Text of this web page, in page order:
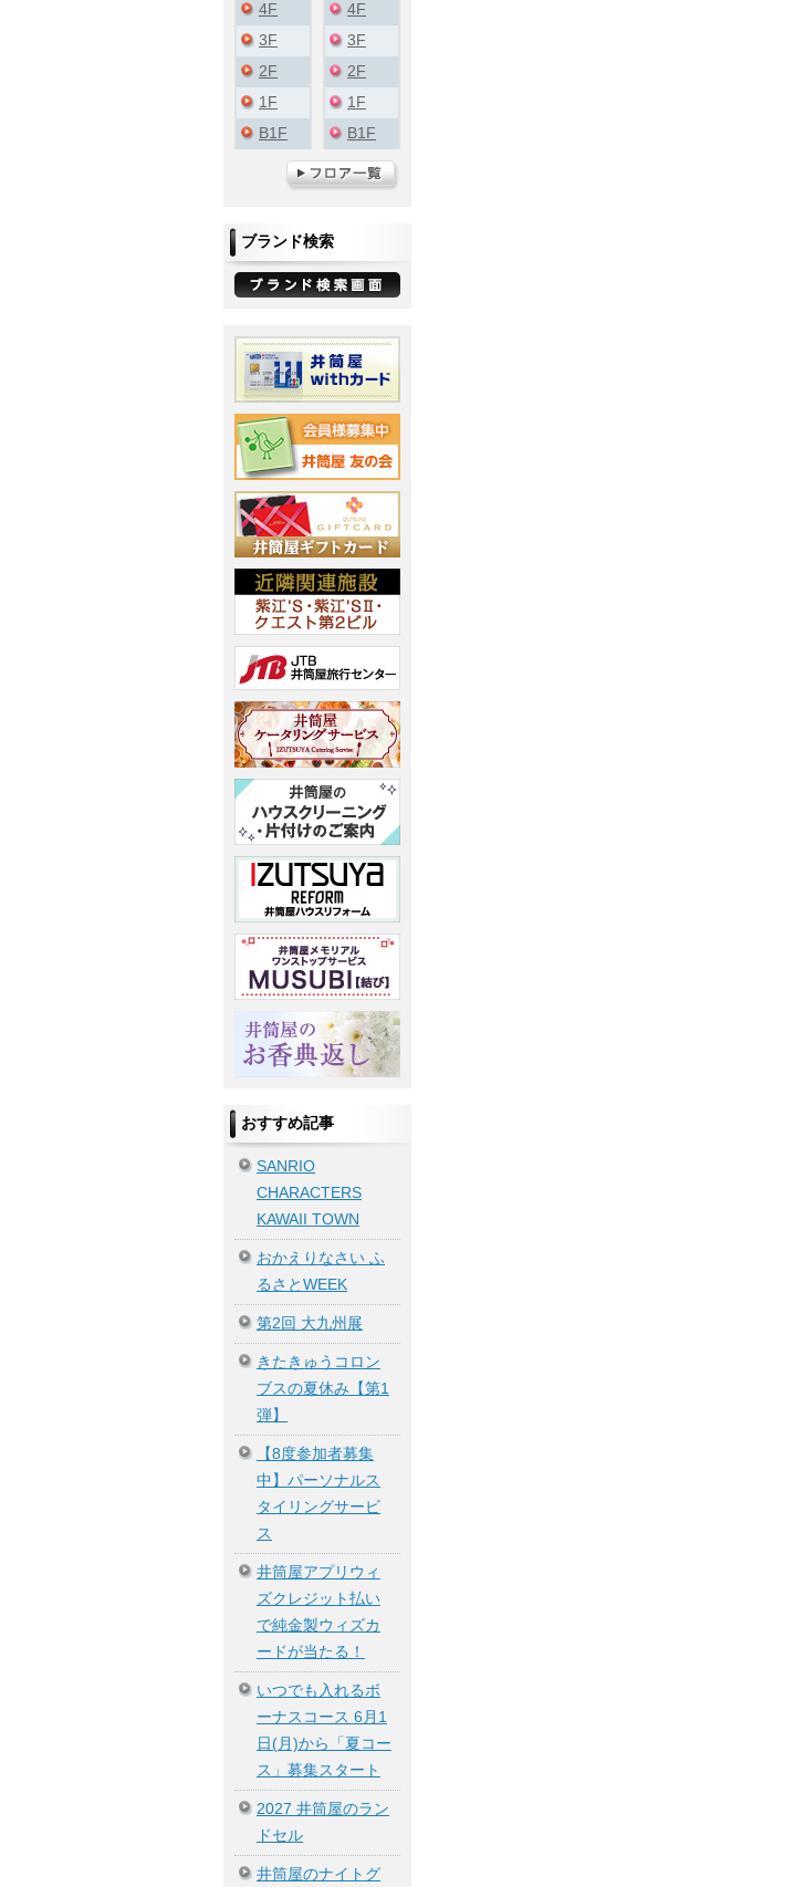
4F
3F
2F
1F
B1F
4F
3F
2F
1F
B1F
ブランド検索
おすすめ記事
SANRIO
CHARACTERS
KAWAII TOWN
おかえりなさい ふ
るさとWEEK
第2回 大九州展
きたきゅうコロン
ブスの夏休み【第1
弾】
【8度参加者募集
中】パーソナルス
タイリングサービ
ス
井筒屋アプリウィ
ズクレジット払い
で純金製ウィズカ
ードが当たる！
いつでも入れるボ
ーナスコース 6月1
日(月)から「夏コー
ス」募集スタート
2027 井筒屋のラン
ドセル
井筒屋のナイトグ